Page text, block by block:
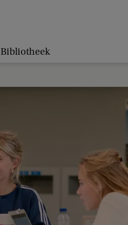
Bibliotheek